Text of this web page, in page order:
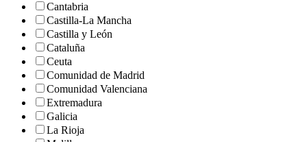
Cantabria
Castilla-La Mancha
Castilla y León
Cataluña
Ceuta
Comunidad de Madrid
Comunidad Valenciana
Extremadura
Galicia
La Rioja